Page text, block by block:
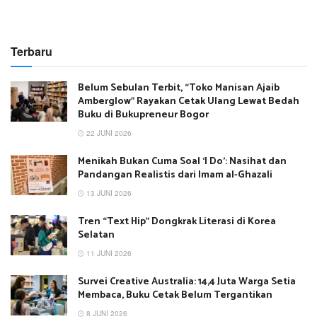
Terbaru
Belum Sebulan Terbit, “Toko Manisan Ajaib
Amberglow” Rayakan Cetak Ulang Lewat Bedah
Buku di Bukupreneur Bogor
22 JUNI 2026
Menikah Bukan Cuma Soal ‘I Do’: Nasihat dan
Pandangan Realistis dari Imam al-Ghazali
13 JUNI 2026
Tren “Text Hip” Dongkrak Literasi di Korea
Selatan
11 JUNI 2026
Survei Creative Australia: 14,4 Juta Warga Setia
Membaca, Buku Cetak Belum Tergantikan
8 JUNI 2026